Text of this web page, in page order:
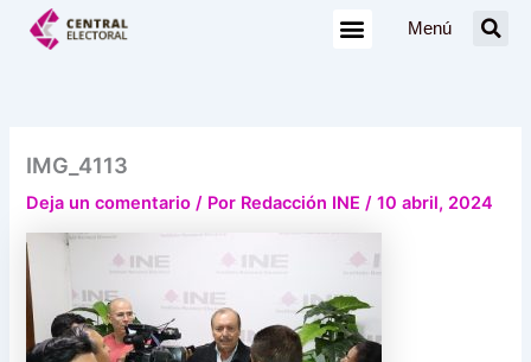
Menú
IMG_4113
Deja un comentario / Por Redacción INE/10 abril, 2024